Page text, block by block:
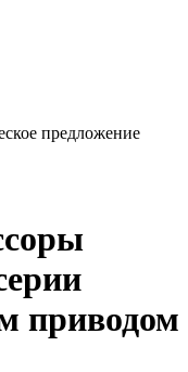
предложение
приводом